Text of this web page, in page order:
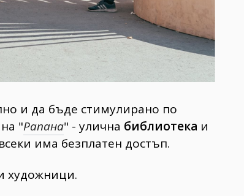
и да бъде стимулирано по
"Рапана" - улична библиотека и
има безплатен достъп.
художници.